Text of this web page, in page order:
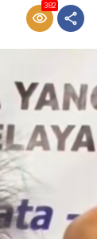
382